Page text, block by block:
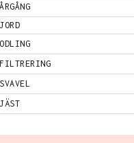
ÅRGÅNG
JORD
ODLING
FILTRERING
SVAVEL
JÄST